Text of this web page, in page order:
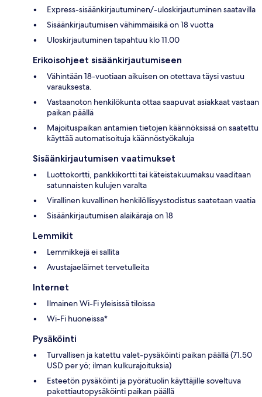
Express-sisäänkirjautuminen/-uloskirjautuminen saatavilla
Sisäänkirjautumisen vähimmäisikä on 18 vuotta
Uloskirjautuminen tapahtuu klo 11.00
Erikoisohjeet sisäänkirjautumiseen
Vähintään 18-vuotiaan aikuisen on otettava täysi vastuu
varauksesta.
Vastaanoton henkilökunta ottaa saapuvat asiakkaat vastaan
paikan päällä
Majoituspaikan antamien tietojen käännöksissä on saatettu
käyttää automatisoituja käännöstyökaluja
Sisäänkirjautumisen vaatimukset
Luottokortti, pankkikortti tai käteistakuumaksu vaaditaan
satunnaisten kulujen varalta
Virallinen kuvallinen henkilöllisyystodistus saatetaan vaatia
Sisäänkirjautumisen alaikäraja on 18
Lemmikit
Lemmikkejä ei sallita
Avustajaeläimet tervetulleita
Internet
Ilmainen Wi-Fi yleisissä tiloissa
Wi-Fi huoneissa*
Pysäköinti
Turvallisen ja katettu valet-pysäköinti paikan päällä (71.50
USD per yö; ilman kulkurajoituksia)
Esteetön pysäköinti ja pyörätuolin käyttäjille soveltuva
pakettiautopysäköinti paikan päällä